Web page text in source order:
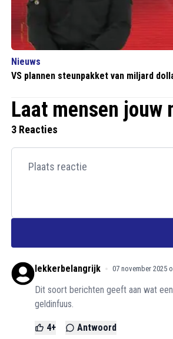
Nieuws
VS plannen steunpakket van miljard
Laat mensen jouw
3 Reacties
lekkerbelangrijk 07 november 2025
Dit soort berichten geeft aan wat
geldinfuus.
4+ Antwoord